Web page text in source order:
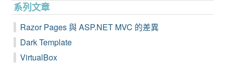
系列文章
Razor Pages 與 ASP.NET MVC 的差異
Dark Template
VirtualBox